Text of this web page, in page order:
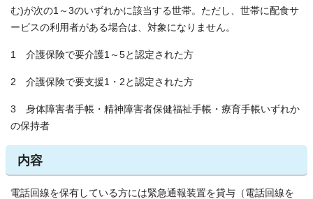
む)が次の1～3のいずれかに該当する世帯。ただし、世帯に配食サ
ービスの利用者がある場合は、対象になりません。
1 介護保険で要介護1～5と認定された方
2 介護保険で要支援1・2と認定された方
3 身体障害者手帳・精神障害者保健福祉手帳・療育手帳いずれか
の保持者
内容
電話回線を保有している方には緊急通報装置を貸与（電話回線を